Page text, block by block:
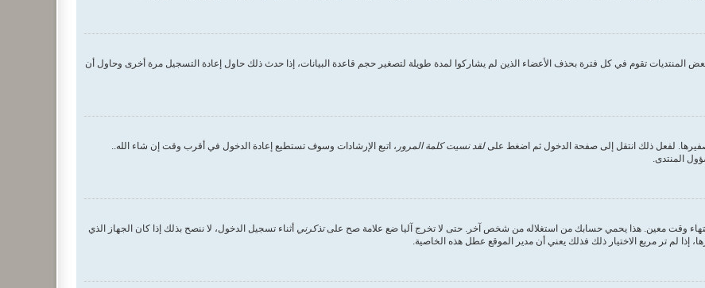
تقوم في كل فترة بحذف الأعضاء الذين لم يشاركوا لمدة طويلة لتصغير حجم قاعدة البيانات، إذا حدث ذلك حاول إعادة التسجيل مرة أخرى وحاول أن
لفعل ذلك انتقل إلى صفحة الدخول ثم اضغط علىلقد نسيت كلمة المرور ، اتبع الإرشادات وسوف تستطيع إعادة الدخول في أقرب وقت إن شاء الله..
المنتدى.
وقت معين. هذا يحمي حسابك من استغلاله من شخص آخر. حتى لا تخرج آليا ضع علامة صح علىتذكرني أثناء تسجيل الدخول، لا ننصح بذلك إذا كان الجهاز الذي
إذا لم تر مربع الاختيار ذلك فذلك يعني أن مدير الموقع عطل هذه الخاصية.